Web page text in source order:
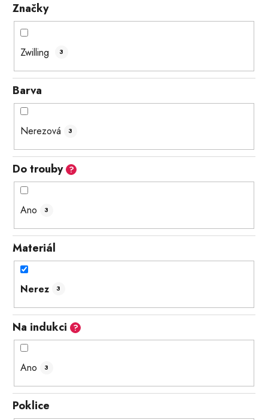
Značky
Zwilling 3
Barva
Nerezová 3
Do trouby ?
Ano 3
Materiál
Nerez 3
Na indukci ?
Ano 3
Poklice